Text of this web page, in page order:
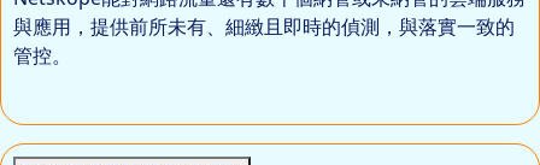
與應用，提供前所未有、細緻且即時的偵測，與落實一致的
管控。